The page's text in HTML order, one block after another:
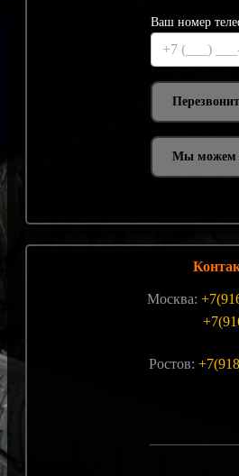
Ваш номер
Мы можем
Москва:
Ростов: